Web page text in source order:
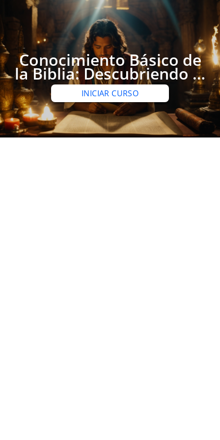
Conocimiento Básico de
la Biblia: Descubriendo el
Antiguo Testamento
INICIAR CURSO